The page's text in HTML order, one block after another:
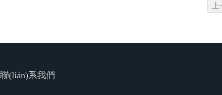
聯(lián)系我們